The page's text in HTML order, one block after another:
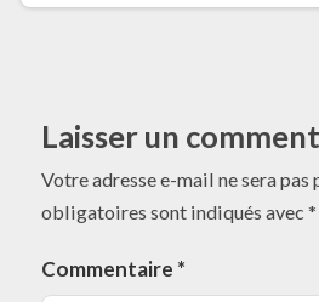
Laisser un
Votre adresse e-mail ne sera pas
obligatoires sont indiqués avec *
Commentaire *